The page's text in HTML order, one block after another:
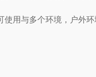
使用与多个环境，户外